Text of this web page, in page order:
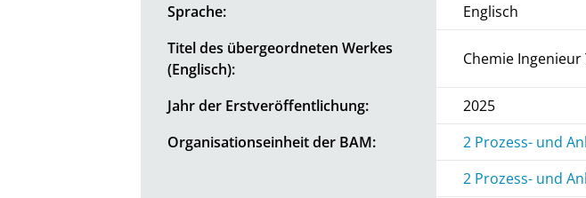
Sprache:
Englisch
Titel des übergeordneten Werkes
(Englisch):
Chemie Ingenieur
Jahr der Erstveröffentlichung:
2025
Organisationseinheit der BAM:
2 Prozess- und
2 Prozess- und